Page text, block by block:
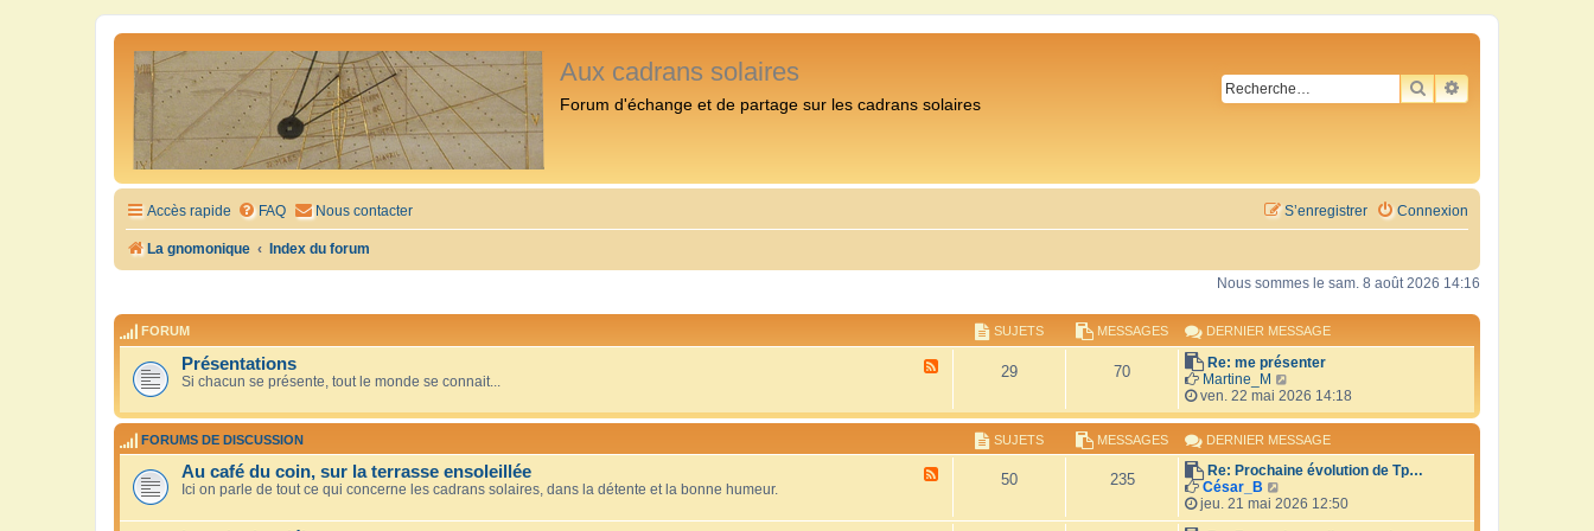
Aux cadrans solaires
Forum d'échange et de partage sur les cadrans solaires
RECHERCHER
RECHERCHE
Accès rapide FAQ Nous contacter Connexion
S’enregistrer
La gnomonique Index du forum
Nous sommes le sam. 8 août 2026 14:16
FORUM SUJETS MESSAGES DERNIER MESSAGE
x
Présentations
Si chacun se présente, tout le monde se connait...
29 70
Re: me présenter
Martine_M
o
i
r
l
e
d
r
n
ven. 22 mai 2026 14:18
FORUMS DE DISCUSSION SUJETS MESSAGES DERNIER MESSAGE
x
Au café du coin, sur la terrasse ensoleillée
Ici on parle de tout ce qui concerne les cadrans solaires, dans la détente et la bonne humeur.
50 235
Re: Prochaine évolution de Tp…
César_B
o
i
jeu. 21 mai 2026 12:50